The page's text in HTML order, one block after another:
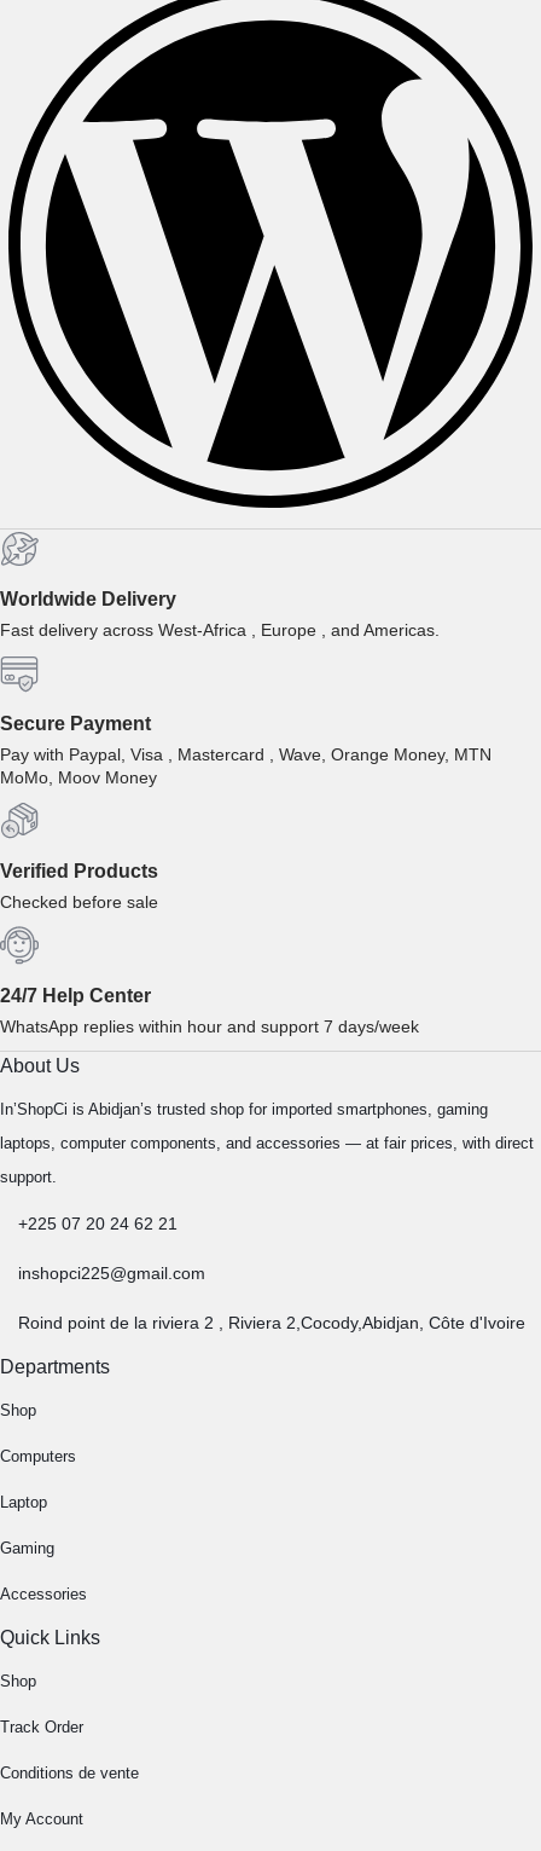
Worldwide Delivery
Fast delivery across West-Africa , Europe , and Americas.
Secure Payment
Pay with Paypal, Visa , Mastercard , Wave, Orange Money, MTN
MoMo, Moov Money
Verified Products
Checked before sale
24/7 Help Center
WhatsApp replies within hour and support 7 days/week
About Us
In’ShopCi is Abidjan’s trusted shop for imported smartphones, gaming
laptops, computer components, and accessories — at fair prices, with direct
support.
+225 07 20 24 62 21
inshopci225@gmail.com
Roind point de la riviera 2 , Riviera 2,Cocody,Abidjan, Côte d'Ivoire
Departments
Shop
Computers
Laptop
Gaming
Accessories
Quick Links
Shop
Track Order
Conditions de vente
My Account